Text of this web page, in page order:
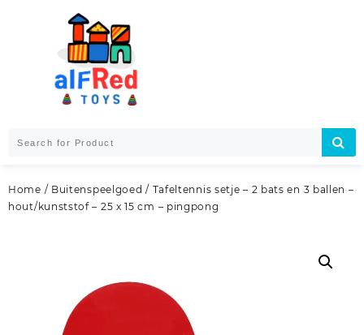
Home / Buitenspeelgoed / Tafeltennis setje – 2 bats en 3 ballen –
hout/kunststof – 25 x 15 cm – pingpong